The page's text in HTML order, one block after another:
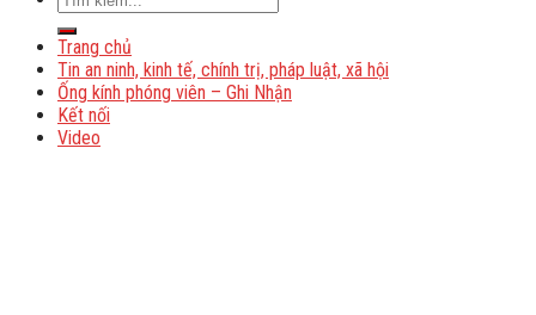
Trang chủ
Tin an ninh, kinh tế, chính trị, pháp luật, xã hội
Ống kính phóng viên – Ghi Nhận
Kết nối
Video